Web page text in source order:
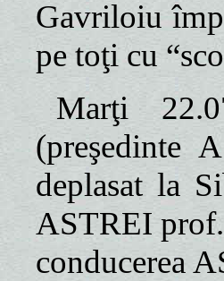
Gavriloiu
pe toţi cu
Marţi
(preşedinte
deplasat la
ASTREI
conducerea